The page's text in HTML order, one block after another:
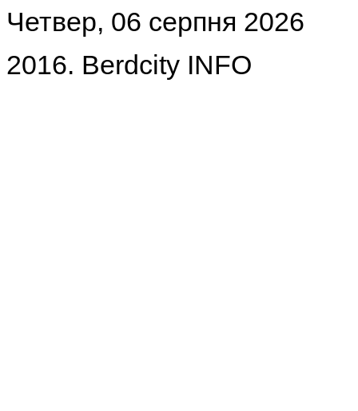
Четвер, 06 серпня 2026
2016. Berdcity INFO